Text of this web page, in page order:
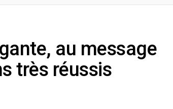
au message
très réussis